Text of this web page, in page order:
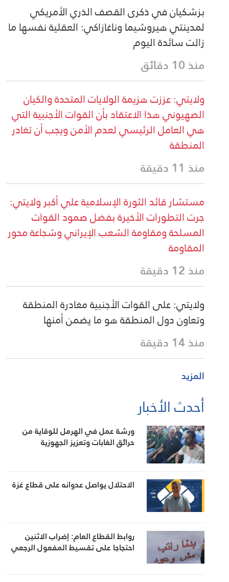
بزشكيان في ذكرى القصف الذري الأمريكي
لمدينتي هيروشيما وناغازاكي: العقلية نفسها ما
زالت سائدة اليوم
منذ 10 دقائق
ولايتي: عززت هزيمة الولايات المتحدة والكيان
الصهيوني هذا الاعتقاد بأن القوات الأجنبية التي
هي العامل الرئيسي لعدم الأمن ويجب أن تغادر
المنطقة
منذ 11 دقيقة
مستشار قائد الثورة الإسلامية علي أكبر ولايتي:
جرت التطورات الأخيرة بفضل صمود القوات
المسلحة ومقاومة الشعب الإيراني وشجاعة محور
المقاومة
منذ 12 دقيقة
ولايتي: على القوات الأجنبية مغادرة المنطقة
وتعاون دول المنطقة هو ما يضمن أمنها
منذ 14 دقيقة
المزيد
أحدث الأخبار
ورشة عمل في الهرمل للوقاية من
حرائق الغابات وتعزيز الجهوزية
الاحتلال يواصل عدوانه على قطاع غزة
روابط القطاع العام: إضراب الاثنين
احتجاجا على تقسيط المفعول الرجعي